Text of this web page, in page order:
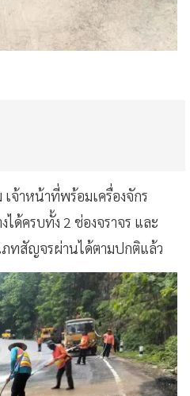
จ้าหน้าที่พร้อมเครื่องจักร
ด้ครบทั้ง 2 ช่องจราจร และ
ภทสัญจรผ่านได้ตามปกติแล้ว